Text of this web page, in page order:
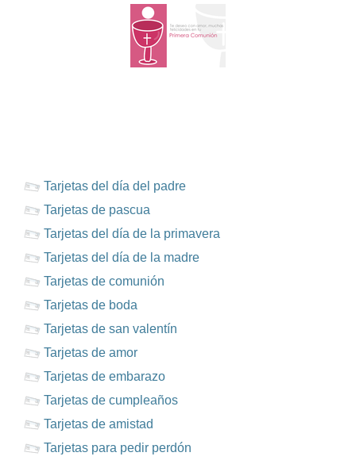
Tarjetas del día del padre
Tarjetas de pascua
Tarjetas del día de la primavera
Tarjetas del día de la madre
Tarjetas de comunión
Tarjetas de boda
Tarjetas de san valentín
Tarjetas de amor
Tarjetas de embarazo
Tarjetas de cumpleaños
Tarjetas de amistad
Tarjetas para pedir perdón